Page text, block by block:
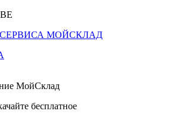
МОЙСКЛАД
бесплатное